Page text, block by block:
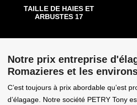
TAILLE DE HAIES ET
ARBUSTES 17
Notre prix entreprise
Romazieres et les
C’est toujours à prix abordable qu’est
d’élagage. Notre société PETRY Tony